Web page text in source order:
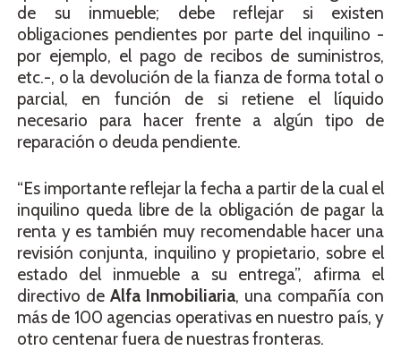
de su inmueble; debe reflejar si existen
obligaciones pendientes por parte del inquilino -
por ejemplo, el pago de recibos de suministros,
etc.-, o la devolución de la fianza de forma total o
parcial, en función de si retiene el líquido
necesario para hacer frente a algún tipo de
reparación o deuda pendiente.
“Es importante reflejar la fecha a partir de la cual el
inquilino queda libre de la obligación de pagar la
renta y es también muy recomendable hacer una
revisión conjunta, inquilino y propietario, sobre el
estado del inmueble a su entrega”, afirma el
directivo de Alfa Inmobiliaria, una compañía con
más de 100 agencias operativas en nuestro país, y
otro centenar fuera de nuestras fronteras.